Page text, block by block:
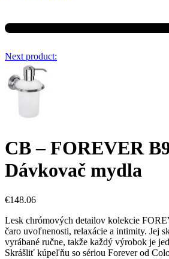
Next product:
CB – FOREVER
Dávkovač mydla
€148.06
Lesk chrómových detailov kolekcie
čaro uvoľnenosti, relaxácie a intimity. Jej
vyrábané ručne, takže každý výrobok je
Skrášliť kúpeľňu so sériou Forever od